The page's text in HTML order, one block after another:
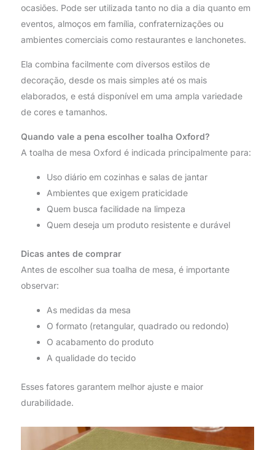
ocasiões. Pode ser utilizada tanto no dia a dia quanto em
eventos, almoços em família, confraternizações ou
ambientes comerciais como restaurantes e lanchonetes.
Ela combina facilmente com diversos estilos de
decoração, desde os mais simples até os mais
elaborados, e está disponível em uma ampla variedade
de cores e tamanhos.
Quando vale a pena escolher toalha Oxford?
A toalha de mesa Oxford é indicada principalmente para:
Uso diário em cozinhas e salas de jantar
Ambientes que exigem praticidade
Quem busca facilidade na limpeza
Quem deseja um produto resistente e durável
Dicas antes de comprar
Antes de escolher sua toalha de mesa, é importante
observar:
As medidas da mesa
O formato (retangular, quadrado ou redondo)
O acabamento do produto
A qualidade do tecido
Esses fatores garantem melhor ajuste e maior
durabilidade.